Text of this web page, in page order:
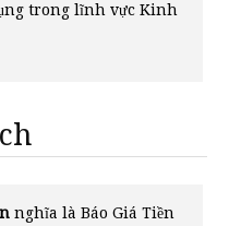
trong lĩnh vực Kinh
nghĩa là Báo Giá Tiền